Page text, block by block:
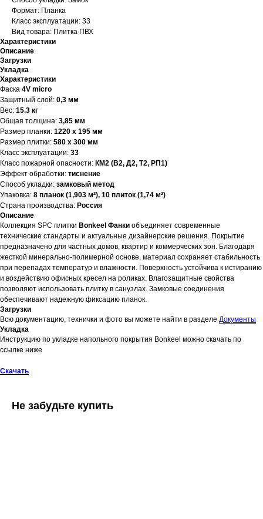
Формат: Планка
Класс эксплуатации: 33
Вид товара: Плитка ПВХ
Характеристики
Описание
Загрузки
Укладка
Характеристики
Фаска 4V micro
Защитный слой: 0,3 мм
Вес: 15.3 кг
Общая толщина: 3,85 мм
Размер планки: 1220 х 195 мм
Размер плитки: 580 х 300 мм
Класс эксплуатации: 33
Класс пожарной опасности: КМ2 (В2, Д2, Т2, РП1)
Эффект обработки: тиснение
Способ укладки: замковый метод
Упаковка: 8 планок (1,903 м²), 10 плиток (1,74 м²)
Страна производства: Россия
Описание
Коллекция SPC плитки Bonkeel Фанки объединяет современные
технические стандарты и актуальные дизайнерские решения. Покрытие
предназначено для частных домов, квартир и коммерческих зон. Благодаря
жесткой минерально-полимерной основе, материал сохраняет стабильность
при перепадах температур и влажности. Поверхность устойчива к истиранию
и воздействию офисных кресел на роликах. Влагозащитные свойства
позволяют использовать плитку в санузлах. Замковые соединения
обеспечивают надежную фиксацию планок.
Загрузки
Всю документацию, технички и фото вы можете найти в разделе Документы
Укладка
Инструкцию по укладке напольного покрытия Bonkeel можно скачать по
ссылке ниже
Скачать
Не забудьте купить